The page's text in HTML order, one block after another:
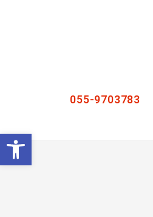
055-9703783